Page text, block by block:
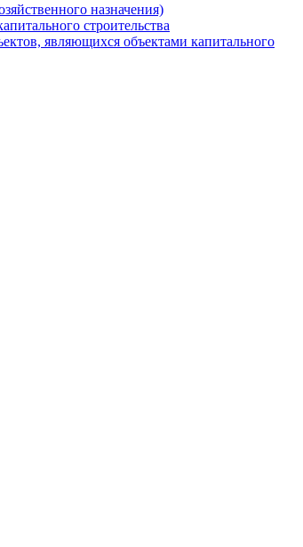
назначения)
строительства
являющихся объектами капитального